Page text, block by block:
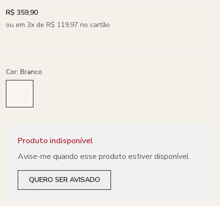
R$ 359,90
ou em 3x de R$ 119,97 no cartão
Cor: Branco
Produto indisponível
Avise-me quando esse produto estiver disponível
QUERO SER AVISADO